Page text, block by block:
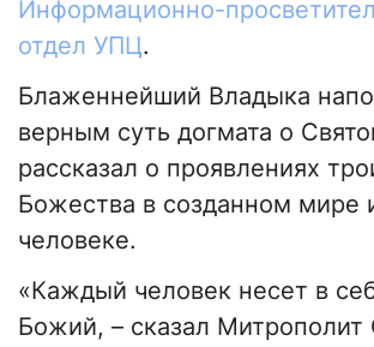
Информационно-
отдел УПЦ.
Блаженнейший Владыка
верным суть догмата о
рассказал о проявлениях
Божества в созданном мире
человеке.
«Каждый человек несет в
Божий, – сказал Митрополит